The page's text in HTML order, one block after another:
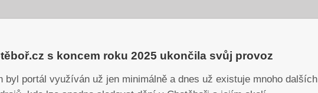
s koncem roku 2025 ukončila svůj provoz
byl portál využíván už jen minimálně a dnes už existuje mnoho dalších